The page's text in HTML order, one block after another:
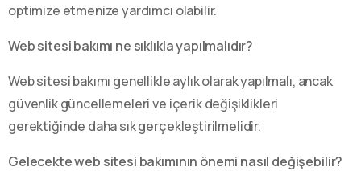
optimize etmenize yardımcı olabilir.
Web sitesi bakımı ne sıklıkla yapılmalıdır?
Web sitesi bakımı genellikle aylık olarak yapılmalı, ancak
güvenlik güncellemeleri ve içerik değişiklikleri
gerektiğinde daha sık gerçekleştirilmelidir.
Gelecekte web sitesi bakımının önemi nasıl değişebilir?